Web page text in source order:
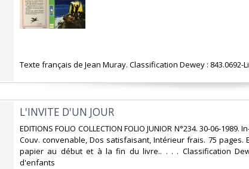
‎Texte français de Jean Muray. Classification Dewey : 843.0692-
‎L'INVITE D'UN JOUR‎
‎EDITIONS FOLIO COLLECTION FOLIO JUNIOR N°234. 30-06-
Couv. convenable, Dos satisfaisant, Intérieur frais. 75 pages.
papier au début et à la fin du livre.. . . . Classification
d'enfants‎